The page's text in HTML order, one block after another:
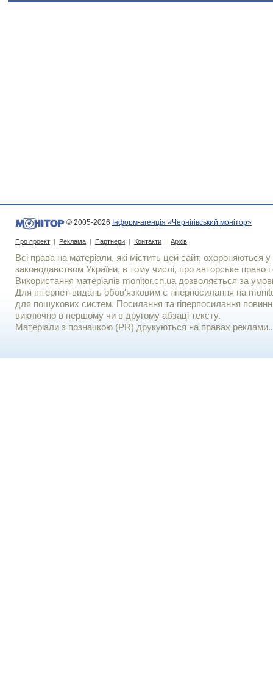
© 2005-2026 Інформ-агенція «Чернігівський монітор»
Про проект | Реклама | Партнери | Контакти | Архів
Всі права на матеріали, які містить цей сайт, охороняються у
законодавством України, в тому числі, про авторське право і
Використання матерiалiв monitor.cn.ua дозволяється за
Для iнтернет-видань обов'язковим є гiперпосилання на
для пошукових систем. Посилання та гіперпосилання
виключно в першому чи в другому абзаці тексту.
Матеріали з позначкою (PR) друкуються на правах реклами..